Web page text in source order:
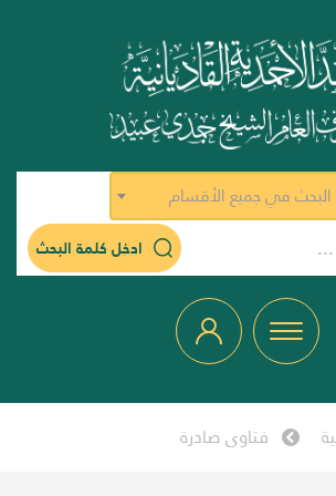
البحث في جميع الأقسام
ادخل كلمة البحث
فتاوى صادرة